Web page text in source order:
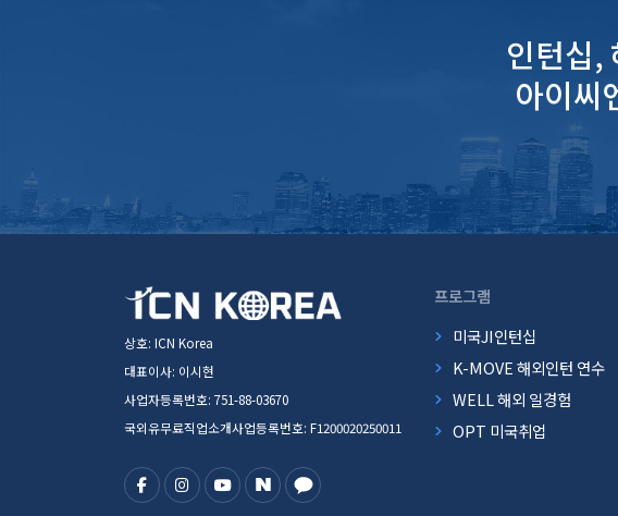
인턴십,
아이씨
상호: ICN Korea
대표이사: 이시현
사업자등록번호: 751-88-03670
국외유무료직업소개사업등록번호: F1200020250011
프로그램
미국JI인턴십
K-MOVE 해외인턴 연수
WELL 해외 일경험
OPT 미국취업